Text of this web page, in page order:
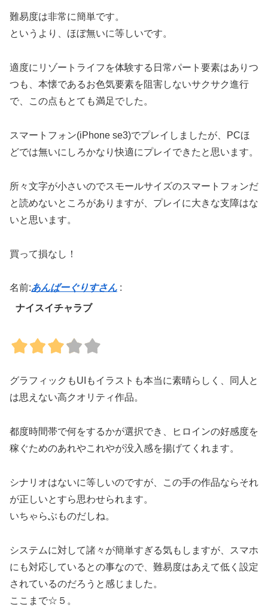
難易度は非常に簡単です。
というより、ほぼ無いに等しいです。
適度にリゾートライフを体験する日常パート要素はありつ
つも、本懐であるお色気要素を阻害しないサクサク進行
で、この点もとても満足でした。
スマートフォン(iPhone se3)でプレイしましたが、PCほ
どでは無いにしろかなり快適にプレイできたと思います。
所々文字が小さいのでスモールサイズのスマートフォンだ
と読めないところがありますが、プレイに大きな支障はな
いと思います。
買って損なし！
名前:あんばーぐりすさん :
ナイスイチャラブ
グラフィックもUIもイラストも本当に素晴らしく、同人と
は思えない高クオリティ作品。
都度時間帯で何をするかが選択でき、ヒロインの好感度を
稼ぐためのあれやこれやが没入感を揚げてくれます。
シナリオはないに等しいのですが、この手の作品ならそれ
が正しいとすら思わせられます。
いちゃらぶものだしね。
システムに対して諸々が簡単すぎる気もしますが、スマホ
にも対応しているとの事なので、難易度はあえて低く設定
されているのだろうと感じました。
ここまで☆５。